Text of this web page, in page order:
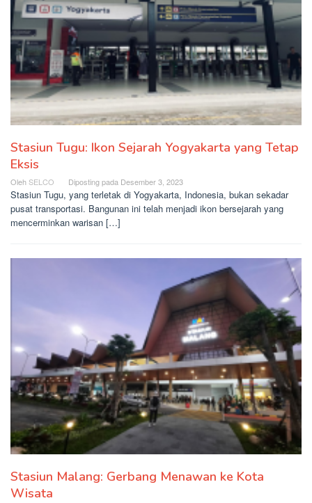
Stasiun Tugu: Ikon Sejarah Yogyakarta yang Tetap
Eksis
Oleh SELCO Diposting pada Desember 3, 2023
Stasiun Tugu, yang terletak di Yogyakarta, Indonesia, bukan sekadar
pusat transportasi. Bangunan ini telah menjadi ikon bersejarah yang
mencerminkan warisan […]
Stasiun Malang: Gerbang Menawan ke Kota
Wisata